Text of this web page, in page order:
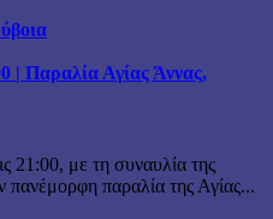
| Παραλία Αγίας Άννας,
21:00, με τη συναυλία της
παραλία της Αγίας...